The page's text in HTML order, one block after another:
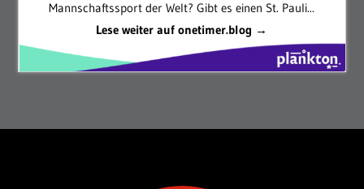
Mannschaftssport der Welt? Gibt es einen St. Pauli...
Lese weiter auf onetimer.blog →